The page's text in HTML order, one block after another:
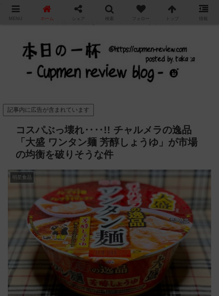
カップ麺の新商品をレビュー / アレンジするブログ
記事内に広告が含まれています
コスパぶっ壊れ‥‥!! チャルメラの逸品
「大盛 ワンタン麺 芳醇しょうゆ」が市場
の均衡を破りそうな件
明星食品
MENU ホーム シェア 検索 フォロー トップ 情報